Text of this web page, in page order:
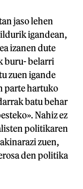
jaso lehen
igandean,
izanen dute
buru- belarri
zuen igande
parte hartuko
batu behar
Nahiz ez
politikaren
zuen,
den politika